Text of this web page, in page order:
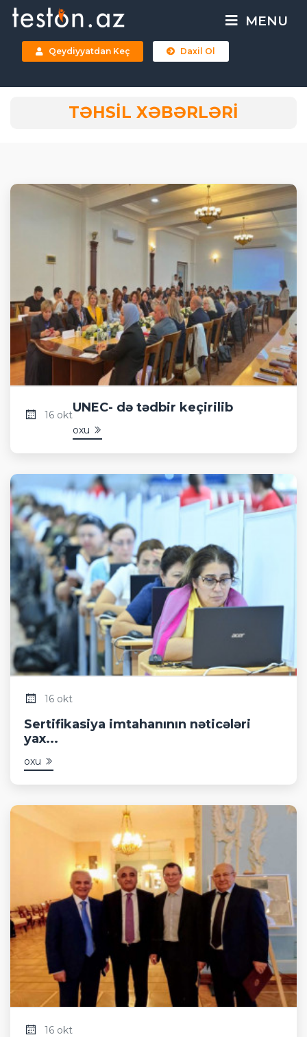
MENU
Qeydiyyatdan Keç Daxil Ol
TƏHSİL XƏBƏRLƏRİ
16 oktUNEC- də tədbir keçirilib
oxu
16 okt
Sertifikasiya imtahanının nəticələri
yax...
oxu
16 okt